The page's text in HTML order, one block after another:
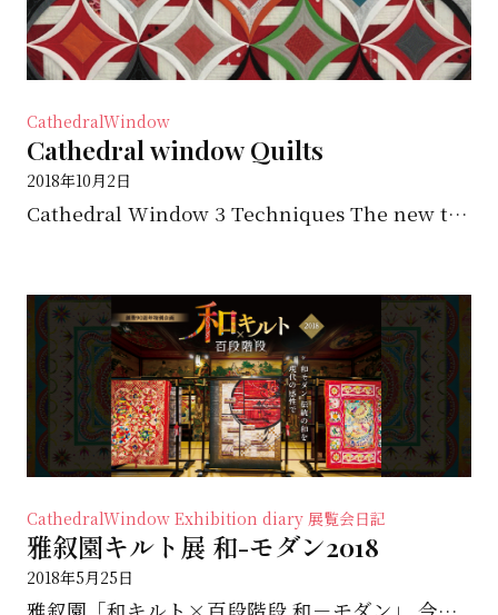
CathedralWindow
Cathedral window Quilts
2018年10月2日
Cathedral Window 3 Techniques The new technique 1 ...
CathedralWindow Exhibition diary 展覧会日記
雅叙園キルト展 和-モダン2018
2018年5月25日